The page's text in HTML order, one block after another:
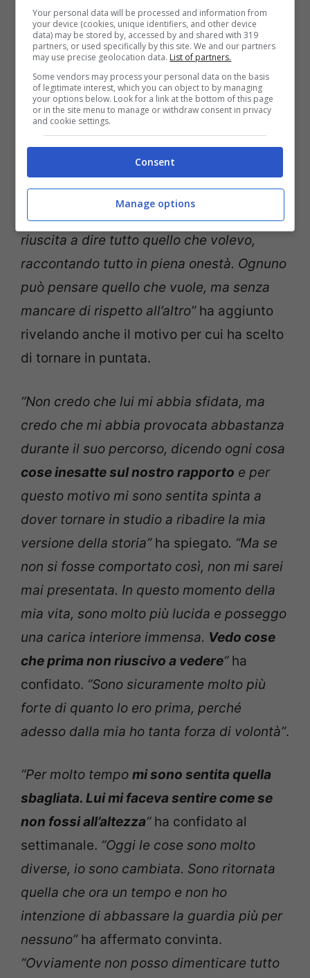
ero con mio figlio e la prima parte della
discussione che abbiamo avuto mi ha
scombussolata abbastanza. Tanto da
sentire lo stomaco in subbuglio eil cuore
che mi batteva come non mai
spiegato, rivelando cos’ha provato nel
rivedere il suo ex dopo tempo.
quando ho rivisto l’ultima parte,mi sono
sentita molto soddisfattaperché sono
riuscita a dire tutto quello che volevo,
raccontando tutto in piena onestà. Ognuno
può pensare quello che vuole, ma senza
mancare di rispetto all’altro”ha aggiunto
rivelando anche il motivo per cui ha scelto
di tornare in puntata.
“Non credo che lui mi abbia sfidata, ma
credo che mi abbia provocata abbastanza
durante il suo percorso, dicendo ogni cosa
cose inesatte sul nostro rapporto e per
questo motivo mi sono sentita spinta a
dover tornare in studio a ribadire la mia
versione della storia”ha spiegato. “Ma se
non si fosse comportato così, non mi sarei
mai presentata. In questo momento della
mia vita, sono molto più lucida e posseggo
una carica interiore immensa. Vedo cose
che prima non riuscivo a vedere“ha
confidato. “Sono sicuramente molto più
forte di quanto lo ero prima, perché
adesso dalla mia ho tanta forza di volontà”.
“Per molto tempo mi sono sentita quella
sbagliata. Lui mi faceva sentire come se
non fossi all’altezza“ha confidato al
settimanale. “Oggi le cose sono molto
diverse, io sono cambiata. Sono ritornata
quella che ora un tempo e non ho
intenzione di abbassare la guardia più per
nessuno”ha affermato convinta.
“Ovviamente non posso dimenticare tutto
Your personal data will be processed and information from
your device (cookies, unique identifiers, and other device
data) may be stored by, accessed by and shared with 319
partners, or used specifically by this site. We and our partners
may use precise geolocation data. List of partners.
Some vendors may process your personal data on the basis
of legitimate interest, which you can object to by managing
your options below. Look for a link at the bottom of this page
or in the site menu to manage or withdraw consent in privacy
and cookie settings.
Consent
Manage options